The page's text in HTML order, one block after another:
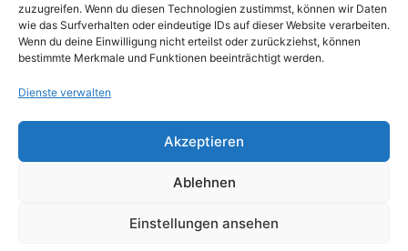
zuzugreifen. Wenn du diesen Technologien zustimmst, können wir Daten
wie das Surfverhalten oder eindeutige IDs auf dieser Website verarbeiten.
Wenn du deine Einwilligung nicht erteilst oder zurückziehst, können
bestimmte Merkmale und Funktionen beeinträchtigt werden.
Dienste verwalten
Akzeptieren
Ablehnen
Einstellungen ansehen